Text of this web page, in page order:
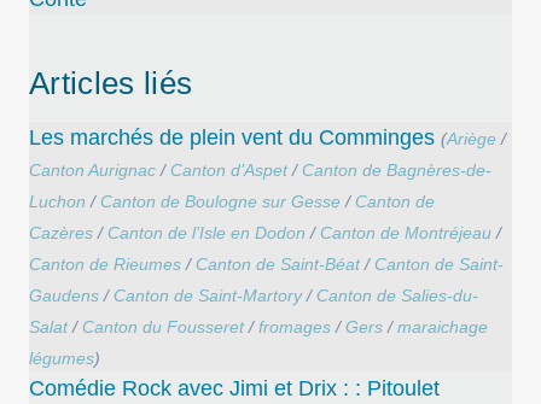
Articles liés
Les marchés de plein vent du Comminges (Ariège/
Canton Aurignac/ Canton d’Aspet/ Canton de Bagnères-de-
Luchon / Canton de Boulogne sur Gesse/ Canton de
Cazères/ Canton de l’Isle en Dodon / Canton de Montréjeau/
Canton de Rieumes/ Canton de Saint-Béat/ Canton de Saint-
Gaudens/ Canton de Saint-Martory/ Canton de Salies-du-
Salat/ Canton du Fousseret/fromages/Gers/maraichage
légumes)
Comédie Rock avec Jimi et Drix : : Pitoulet